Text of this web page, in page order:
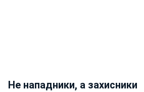
Не нападники, а захисники